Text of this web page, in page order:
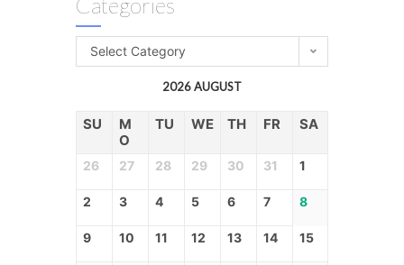
Select Category
2026 AUGUST
SU
M
O
TU WE TH FR SA
26 27 28 29 30 31 1
2 3 4 5 6 7 8
9 10 11 12 13 14 15